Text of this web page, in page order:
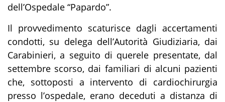
dell’Ospedale “Papardo”.
Il provvedimento scaturisce dagli accertamenti
condotti, su delega dell’Autorità Giudiziaria, dai
Carabinieri, a seguito di querele presentate, dal
settembre scorso, dai familiari di alcuni pazienti
che, sottoposti a intervento di cardiochirurgia
presso l’ospedale, erano deceduti a distanza di